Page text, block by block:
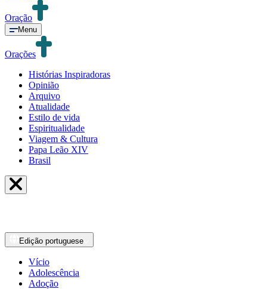
Oração
Menu
Orações
Histórias Inspiradoras
Opinião
Arquivo
Atualidade
Estilo de vida
Espiritualidade
Viagem & Cultura
Papa Leão XIV
Brasil
Edição portuguese
Vício
Adolescência
Adoção